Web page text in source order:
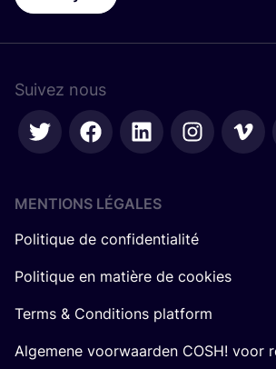
Suivez nous
MENTIONS LÉGALES
Politique de confidentialité
Politique en matière de cookies
Terms & Conditions platform
Algemene voorwaarden COSH! voor